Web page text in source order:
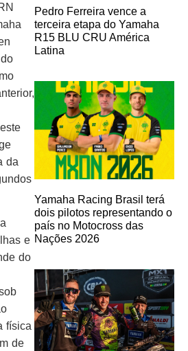
da
e
do
física
de
Pedro Ferreira vence a
terceira etapa do Yamaha
R15 BLU CRU América
Latina
Yamaha Racing Brasil terá
dois pilotos representando o
país no Motocross das
Nações 2026